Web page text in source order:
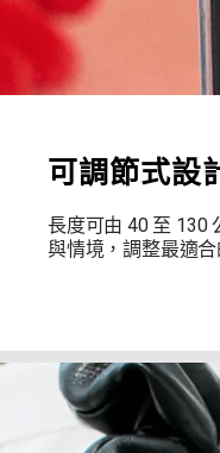
可調節式設
長度可由 40 至 130
與情境，調整最適